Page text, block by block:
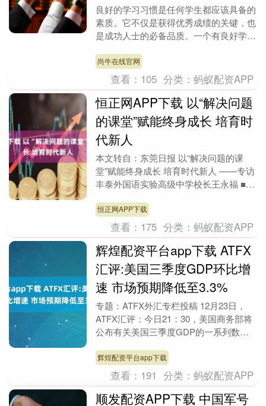
良好的学习习惯是任何学生都应该具备的
素质。它不仅是获得优秀成绩的关键，也
是成功人士的必备品质。一个有良好学习
还能更好地适应未....
尚牛在线官网
查看： 105 分类：蚂蚁配资APP
恒正网APP下载 以“解决问题
的课堂”赋能终身成长 培育时
代新人
本文转自：东莞日报 以“解决问题的课
堂”赋能终身成长 培育时代新人 ——专访
丰泰外国语实验高级中学校长王永福 ■丰
决问题的....
恒正网APP下载
查看： 175 分类：蚂蚁配资APP
辉煌配资平台app下载 ATFX
汇评:美国三季度GDP环比增
速 市场预期降低至3.3%
专题：ATFX外汇专栏投稿 12月23日，
ATFX汇评：今日21：30，美国商务部将
公布有关美国三季度GDP的一系列数
年化季....
辉煌配资平台app下载
查看： 191 分类：蚂蚁配资APP
顺发配资APP下载 中国军号